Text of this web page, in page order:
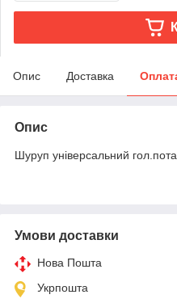
Опис Доставка
Опис
Шуруп універсальний
Умови доставки
Нова Пошта
Укрпошта